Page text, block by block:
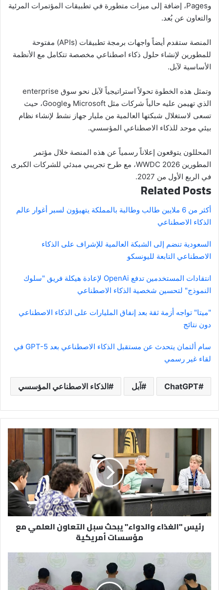
وPages، إضافة إلى ميزات متطورة في تطبيقات المؤتمرات المرئية
والتعاون عن بُعد.
المنصة ستقدم أيضاً واجهات برمجة تطبيقات (APIs) مفتوحة
للمطورين لإنشاء حلول ذكاء اصطناعي مخصصة تتكامل مع الأنظمة
الأساسية لآبل.
وتمثل هذه الخطوة تحولاً استراتيجياً لآبل نحو سوق enterprise
الذي تهيمن عليه حالياً شركات مثل Microsoft وGoogle، حيث
تسعى لاستغلال شبكتها العالمية من مليار جهاز نشط لإنشاء نظام
بيئي موحد للذكاء الاصطناعي المؤسسي.
المحللون يتوقعون إعلاناً رسمياً عن هذه المنصة خلال مؤتمر
المطورين WWDC 2026، مع طرح تجريبي مبدئي للشركات الكبرى
في الربع الأول من 2027.
Related Posts
أكثر من 6 ملايين طالب وطالبة بالمملكة يتهيؤون لسبر أغوار عالم
الذكاء الاصطناعي
السعودية تنضم إلى الشبكة العالمية للإشراف على الذكاء
الاصطناعي التابعة لليونسكو
انتقادات المستخدمين تدفع OpenAi لإعادة هيكلة فريق "سلوك
النموذج" لتحسين شخصية الذكاء الاصطناعي
"ميتا" تواجه أزمة ثقة بعد إنفاق المليارات على الذكاء الاصطناعي
دون نتائج
سام ألتمان يتحدث عن مستقبل الذكاء الاصطناعي بعد GPT-5 في
لقاء غير رسمي
ChatGPT آبل الذكاء الاصطناعي المؤسسي
رئيس
والدواء"
يبحث
سبل
التعاون
العلمي
مؤسسات
أمريكية
رئيس "الغذاء والدواء" يبحث سبل التعاون العلمي مع
مؤسسات أمريكية
مقيمين